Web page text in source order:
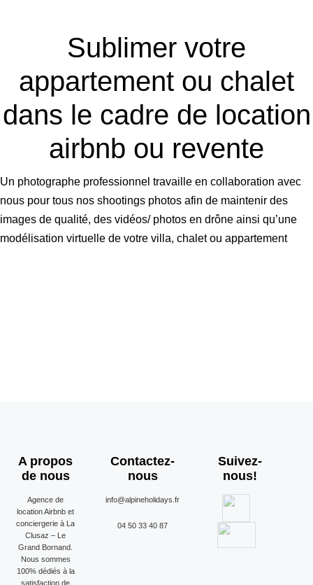
Sublimer votre
appartement ou chalet
dans le cadre de location
airbnb ou revente
Un photographe professionnel travaille en collaboration avec
nous pour tous nos shootings photos afin de maintenir des
images de qualité, des vidéos/ photos en drône ainsi qu’une
modélisation virtuelle de votre villa, chalet ou appartement
A propos
de nous
Agence de
location Airbnb et
conciergerie à La
Clusaz – Le
Grand Bornand.
Nous sommes
100% dédiés à la
satisfaction de
Contactez-
nous
info@alpineholidays.fr
04 50 33 40 87
Suivez-
nous!